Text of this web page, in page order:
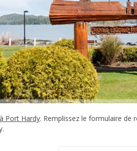
Port Hardy. Remplissez le formulaire de